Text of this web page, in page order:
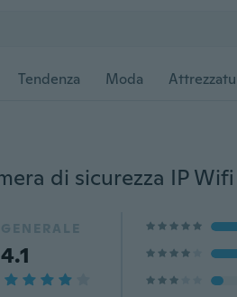
Tendenza Moda
GENERALE
4.1